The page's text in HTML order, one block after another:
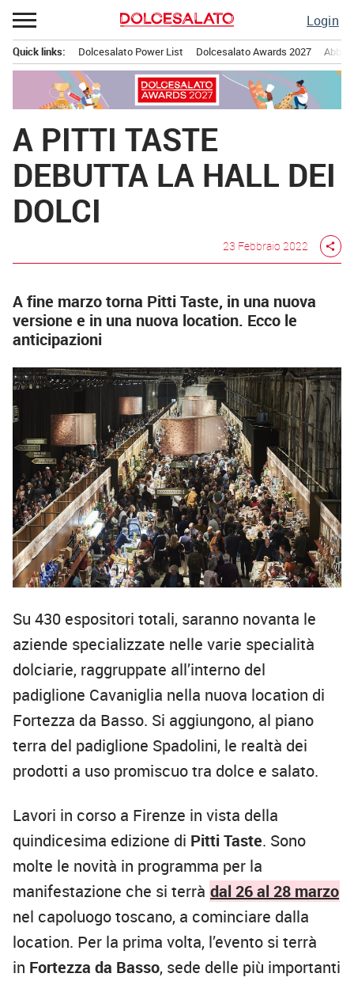
Passa
al
contenuto
Login
principale
Quick links: Dolcesalato Power List Dolcesalato Awards 2027
A PITTI TASTE
DEBUTTA LA HALL DEI
DOLCI
23 Febbraio 2022 share
A fine marzo torna Pitti Taste, in una nuova
versione e in una nuova location. Ecco le
anticipazioni
Su 430 espositori totali, saranno novanta le
aziende specializzate nelle varie specialità
dolciarie, raggruppate all’interno del
padiglione Cavaniglia nella nuova location di
Fortezza da Basso. Si aggiungono, al piano
terra del padiglione Spadolini, le realtà dei
prodotti a uso promiscuo tra dolce e salato.
Lavori in corso a Firenze in vista della
quindicesima edizione di Pitti Taste. Sono
molte le novità in programma per la
manifestazione che si terrà dal 26 al 28 marzo
nel capoluogo toscano, a cominciare dalla
location. Per la prima volta, l’evento si terrà
in Fortezza da Basso, sede delle più importanti